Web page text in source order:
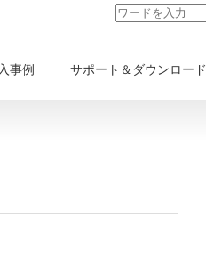
事例 サポート＆ダウンロード